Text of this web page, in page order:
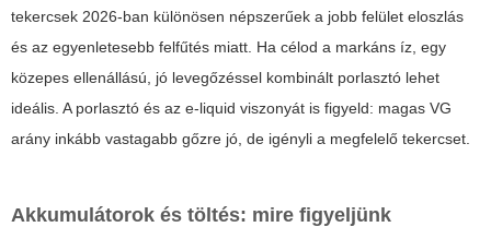
tekercsek 2026-ban különösen népszerűek a jobb felület eloszlás
és az egyenletesebb felfűtés miatt. Ha célod a markáns íz, egy
közepes ellenállású, jó levegőzéssel kombinált porlasztó lehet
ideális. A porlasztó és az e-liquid viszonyát is figyeld: magas VG
arány inkább vastagabb gőzre jó, de igényli a megfelelő tekercset.
Akkumulátorok és töltés: mire figyeljünk